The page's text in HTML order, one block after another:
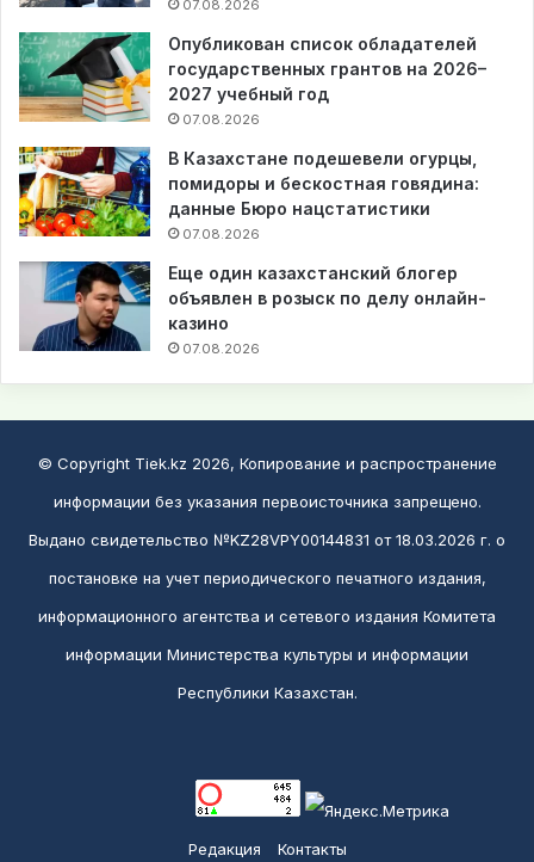
07.08.2026
Опубликован список обладателей
государственных грантов на 2026–
2027 учебный год
07.08.2026
В Казахстане подешевели огурцы,
помидоры и бескостная говядина:
данные Бюро нацстатистики
07.08.2026
Еще один казахстанский блогер
объявлен в розыск по делу онлайн-
казино
07.08.2026
© Copyright Tiek.kz 2026, Копирование и распространение
информации без указания первоисточника запрещено.
Выдано свидетельство №KZ28VPY00144831 от 18.03.2026 г. о
постановке на учет периодического печатного издания,
информационного агентства и сетевого издания Комитета
информации Министерства культуры и информации
Республики Казахстан.
Редакция Контакты